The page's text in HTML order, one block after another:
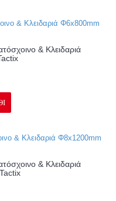
& Κλειδαριά
& Κλειδαριά